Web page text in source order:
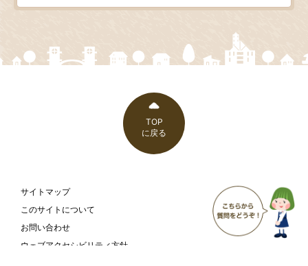
TOP
に戻る
サイトマップ
このサイトについて
お問い合わせ
ウェブアクセシビリティ方針